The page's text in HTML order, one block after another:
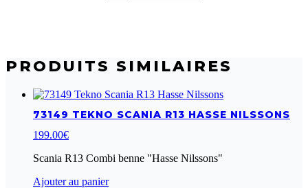
PRODUITS SIMILAIRES
73149 TEKNO SCANIA R13 HASSE NILSSONS
199.00€
Scania R13 Combi benne "Hasse Nilssons"
Ajouter au panier